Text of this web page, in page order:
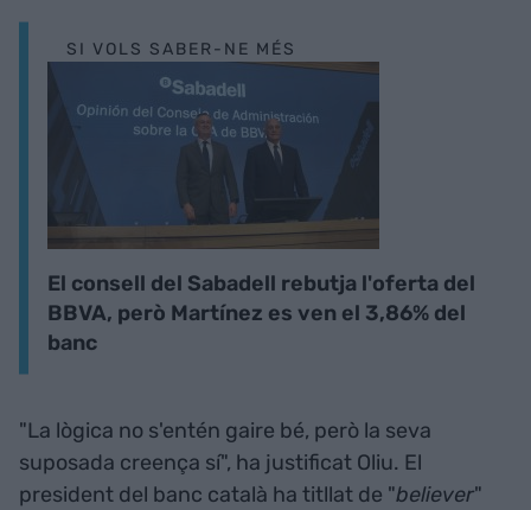
SI VOLS SABER-NE MÉS
El consell del Sabadell rebutja l'oferta del
BBVA, però Martínez es ven el 3,86% del
banc
"La lògica no s'entén gaire bé, però la seva
suposada creença sí", ha justificat Oliu. El
president del banc català ha titllat de "believer"